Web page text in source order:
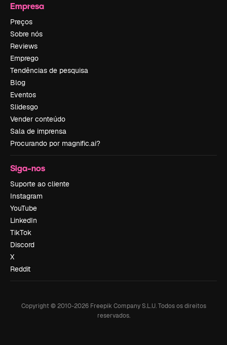
Empresa
Preços
Sobre nós
Reviews
Emprego
Tendências de pesquisa
Blog
Eventos
Slidesgo
Vender conteúdo
Sala de imprensa
Procurando por magnific.ai?
Siga-nos
Suporte ao cliente
Instagram
YouTube
LinkedIn
TikTok
Discord
X
Reddit
Copyright © 2010-2026Freepik Company S.L.U. Todos os direitos
reservados.